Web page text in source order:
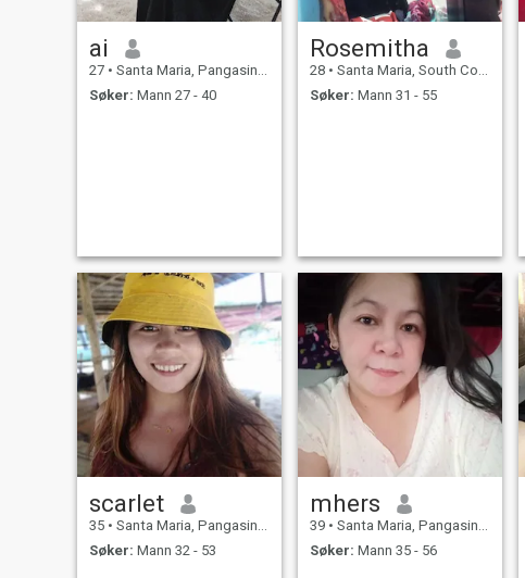
ai
27 • Santa Maria, Pangasinan, Filippinene
Søker: Mann 27 - 40
Rosemitha
28 • Santa Maria, South Cotabato, Filippinene
Søker: Mann 31 - 55
scarlet
35 • Santa Maria, Pangasinan, Filippinene
Søker: Mann 32 - 53
mhers
39 • Santa Maria, Pangasinan, Filippinene
Søker: Mann 35 - 56